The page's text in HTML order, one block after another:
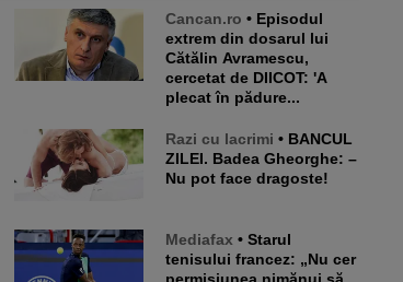
Cancan.ro • Episodul
extrem din dosarul lui
Cătălin Avramescu,
cercetat de DIICOT: 'A
plecat în pădure...
Razi cu lacrimi • BANCUL
ZILEI. Badea Gheorghe: –
Nu pot face dragoste!
Mediafax • Starul
tenisului francez: „Nu cer